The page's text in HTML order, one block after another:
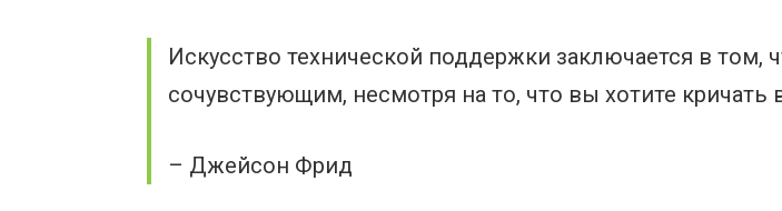
Искусство технической поддержки заключается в
сочувствующим, несмотря на то, что вы хотите кричать
– Джейсон Фрид